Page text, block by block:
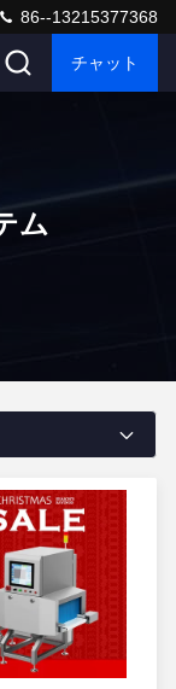
86--13215377368
チャット
ム